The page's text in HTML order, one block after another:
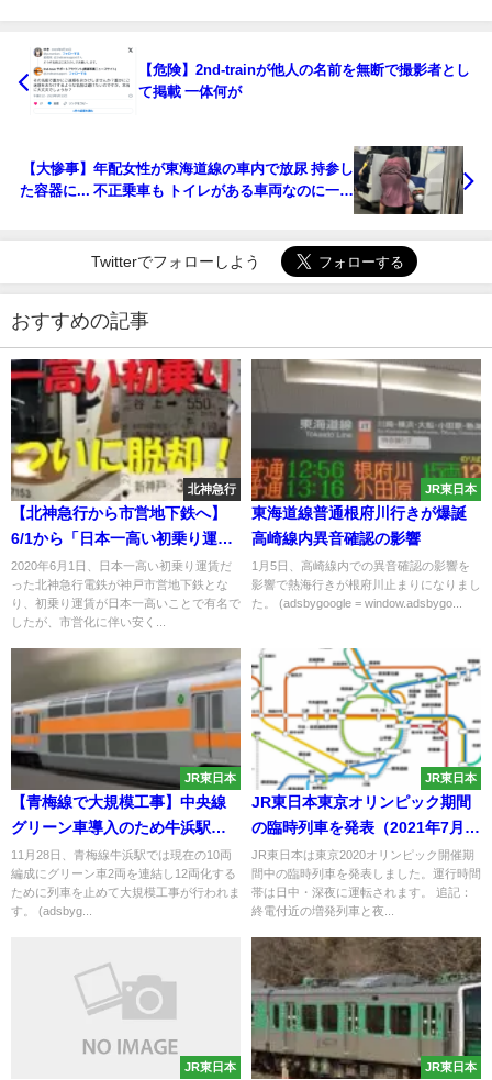
【危険】2nd-trainが他人の名前を無断で撮影者とし
て掲載 一体何が
【大惨事】年配女性が東海道線の車内で放尿 持参し
た容器に... 不正乗車も トイレがある車両なのに一体
Twitterでフォローしよう
おすすめの記事
北神急行
【北神急行から市営地下鉄へ】
6/1から「日本一高い初乗り運
賃」は消えるも標高の高さ・駅
間の長さは日本一へ
2020年6月1日、日本一高い初乗り運賃だ
った北神急行電鉄が神戸市営地下鉄とな
り、初乗り運賃が日本一高いことで有名で
したが、市営化に伴い安く...
JR東日本
東海道線普通根府川行きが爆誕
高崎線内異音確認の影響
1月5日、高崎線内での異音確認の影響を
影響で熱海行きが根府川止まりになりまし
た。 (adsbygoogle = window.adsbygo...
JR東日本
【青梅線で大規模工事】中央線
グリーン車導入のため牛浜駅の
線路を移動 全列車運休しバス代
行に
11月28日、青梅線牛浜駅では現在の10両
編成にグリーン車2両を連結し12両化する
ために列車を止めて大規模工事が行われま
す。 (adsbyg...
JR東日本
JR東日本東京オリンピック期間
の臨時列車を発表（2021年7月
23日から運転）
JR東日本は東京2020オリンピック開催期
間中の臨時列車を発表しました。運行時間
帯は日中・深夜に運転されます。 追記：
終電付近の増発列車と夜...
JR東日本 JR東日本